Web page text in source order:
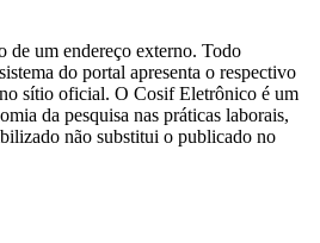
de um endereço externo. Todo
do portal apresenta o respectivo
sítio oficial. O Cosif Eletrônico é um
da pesquisa nas práticas laborais,
não substitui o publicado no